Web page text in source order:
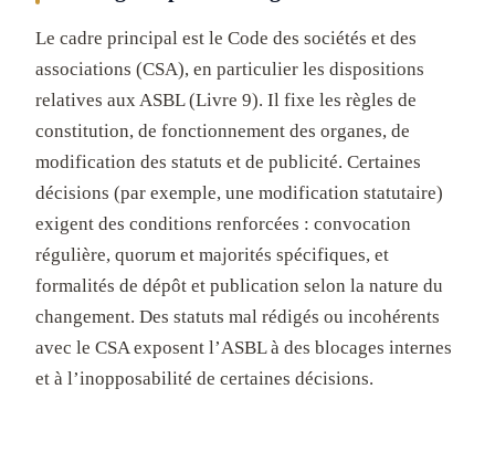
Le cadre principal est le Code des sociétés et des
associations (CSA), en particulier les dispositions
relatives aux ASBL (Livre 9). Il fixe les règles de
constitution, de fonctionnement des organes, de
modification des statuts et de publicité. Certaines
décisions (par exemple, une modification statutaire)
exigent des conditions renforcées : convocation
régulière, quorum et majorités spécifiques, et
formalités de dépôt et publication selon la nature du
changement. Des statuts mal rédigés ou incohérents
avec le CSA exposent l’ASBL à des blocages internes
et à l’inopposabilité de certaines décisions.